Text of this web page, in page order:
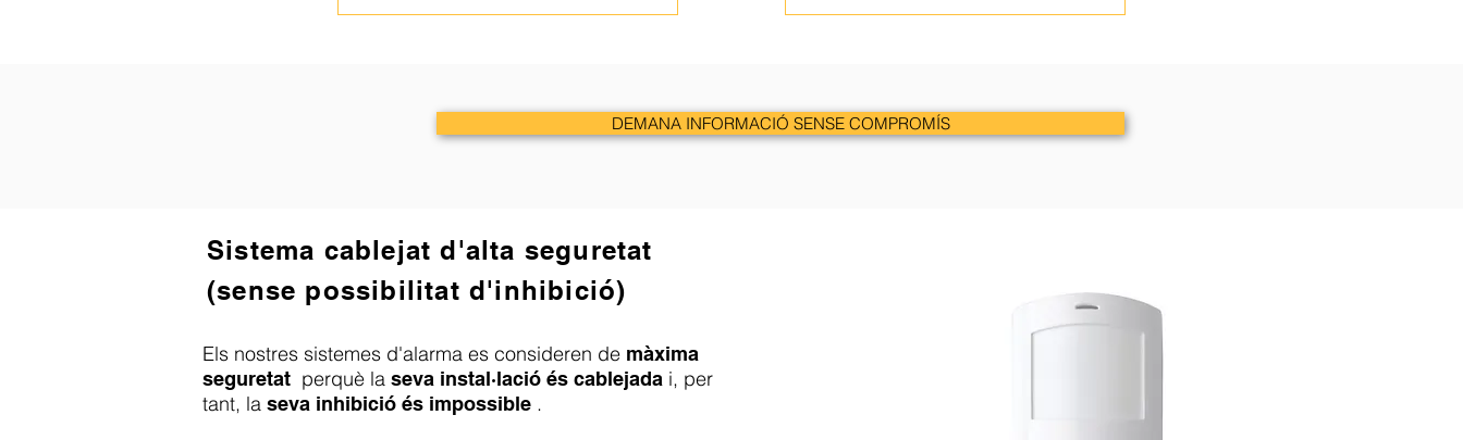
DEMANA INFORMACIÓ SENSE COMPROMÍS
Sistema cablejat d'alta seguretat
(sense possibilitat d'inhibició)
Els nostres sistemes d'alarma es consideren de màxima
seguretat perquè la seva instal·lació és cablejada i, per
tant, la seva inhibició és impossible .